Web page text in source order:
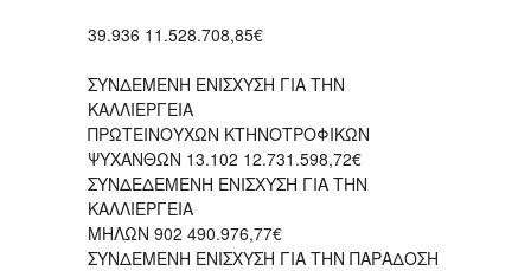
39.936 11.528.708,85€
ΣΥΝΔΕΜΕΝΗ ΕΝΙΣΧΥΣΗ ΓΙΑ ΤΗΝ
ΚΑΛΛΙΕΡΓΕΙΑ
ΠΡΩΤΕΙΝΟΥΧΩΝ ΚΤΗΝΟΤΡΟΦΙΚΩΝ
ΨΥΧΑΝΘΩΝ 13.102 12.731.598,72€
ΣΥΝΔΕΔΕΜΕΝΗ ΕΝΙΣΧΥΣΗ ΓΙΑ ΤΗΝ
ΚΑΛΛΙΕΡΓΕΙΑ
ΜΗΛΩΝ 902 490.976,77€
ΣΥΝΔΕΜΕΝΗ ΕΝΙΣΧΥΣΗ ΓΙΑ ΤΗΝ ΠΑΡΑΔΟΣΗ